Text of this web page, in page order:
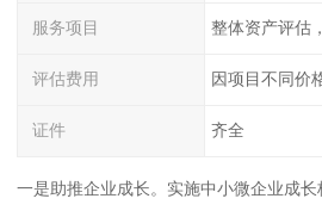
服务项目 整体资产评估
评估费用 因项目不同价
证件 齐全
一是助推企业成长。实施中小微企业成长